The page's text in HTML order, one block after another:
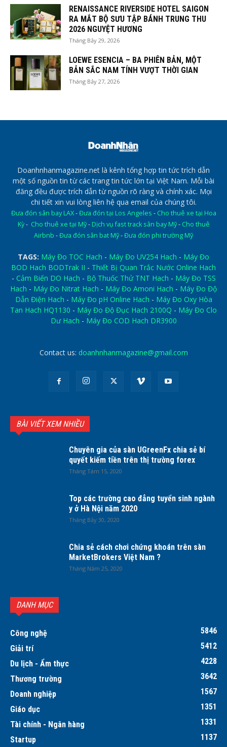
RENAISSANCE RIVERSIDE HOTEL SAIGON
RA MẮT BỘ SƯU TẬP BÁNH TRUNG THU
2026 NGUYỆT HƯƠNG
Tháng Bảy 29, 2026
LOEWE ESENCIA – BA PHIÊN BẢN, MỘT
BẢN SẮC NAM TÍNH VƯỢT THỜI GIAN
Tháng Bảy 27, 2026
Doanhnhanmagazine.net là kênh tổng hợp tin tức trích dẫn
một số nguồn tin từ các trang tin tức lớn tại Việt Nam. Mỗi bài
đăng đều được trích dẫn từ nguồn rõ ràng và chính xác. Mọi
chi tiết xin vui lòng liên hệ qua email của chúng tôi.
Đưa đón sân bay LAX-Đưa đón tại Los Angeles - Cho thuê xe tại Hoa
Kỳ- Cho thuê xe tại Mỹ- Dịch vụ fast track sân bay Mỹ- Cho thuê
Airbnb -Đưa đón sân bat Mỹ-Đưa đón phi trường Mỹ
TAGS: Máy Đo TOC Hach - Máy Đo UV254 Hach - Máy Đo
BOD Hach BODTrak II - Thiết Bị Quan Trắc Nước Online Hach
- Cảm Biến DO Hach - Bộ Thuốc Thử TNT Hach - Máy Đo TSS
Hach - Máy Đo Nitrat Hach - Máy Đo Amoni Hach - Máy Đo Độ
Dẫn Điện Hach - Máy Đo pH Online Hach - Máy Đo Oxy Hòa
Tan Hach HQ1130 - Máy Đo Độ Đục Hach 2100Q - Máy Đo Clo
Dư Hach - Máy Đo COD Hach DR3900
Contact us: doanhnhanmagazine@gmail.com
BÀI VIẾT XEM NHIỀU
Chuyên gia của sàn UGreenFx chia sẻ bí
quyết kiếm tiền trên thị trường forex
Tháng Tám 15, 2020
Top các trường cao đẳng tuyển sinh ngành
y ở Hà Nội năm 2020
Tháng Bảy 30, 2020
Chia sẻ cách chơi chứng khoán trên sàn
MarketBrokers Việt Nam ?
Tháng Năm 25, 2020
DANH MỤC
Công nghệ
5846
Giải trí
5412
Du lịch - Ẩm thực
4228
Thương trường
3642
Doanh nghiệp
1567
Giáo dục
1351
Tài chính - Ngân hàng
1331
Startup
1137